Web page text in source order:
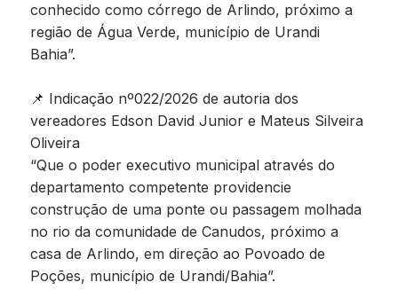
conhecido como córrego de Arlindo, próximo a
região de Água Verde, município de Urandi
Bahia”.
📌 Indicação nº022/2026 de autoria dos
vereadores Edson David Junior e Mateus Silveira
Oliveira
“Que o poder executivo municipal através do
departamento competente providencie
construção de uma ponte ou passagem molhada
no rio da comunidade de Canudos, próximo a
casa de Arlindo, em direção ao Povoado de
Poções, município de Urandi/Bahia”.